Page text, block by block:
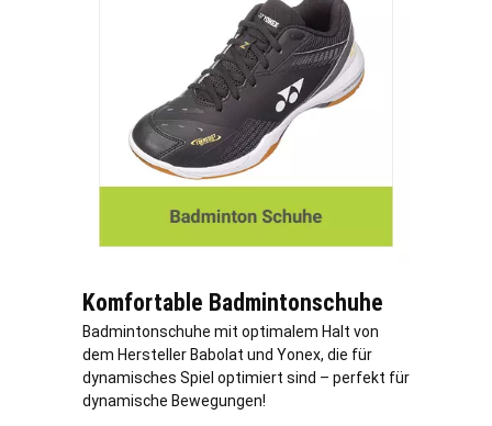
Komfortable Badmintonschuhe
Badmintonschuhe mit optimalem Halt von
dem Hersteller Babolat und Yonex, die für
dynamisches Spiel optimiert sind – perfekt für
dynamische Bewegungen!